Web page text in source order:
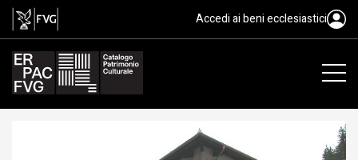
Palazzo Campeis, Tolmezzo
Accedi ai beni ecclesiastici